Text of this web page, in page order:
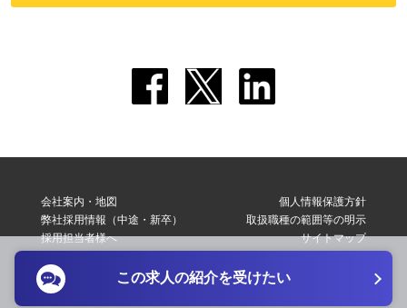
会社案内・地図
弊社採用情報（中途・新卒）
採用担当者様へ
個人情報保護方針
取扱職種の範囲等の明示
サイトマップ
この求人の紹介を受けたい